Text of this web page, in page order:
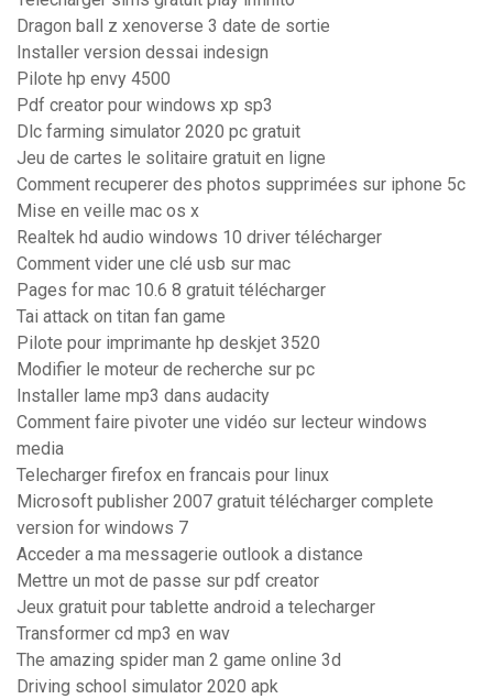
Dragon ball z xenoverse 3 date de sortie
Installer version dessai indesign
Pilote hp envy 4500
Pdf creator pour windows xp sp3
Dlc farming simulator 2020 pc gratuit
Jeu de cartes le solitaire gratuit en ligne
Comment recuperer des photos supprimées sur iphone 5c
Mise en veille mac os x
Realtek hd audio windows 10 driver télécharger
Comment vider une clé usb sur mac
Pages for mac 10.6 8 gratuit télécharger
Tai attack on titan fan game
Pilote pour imprimante hp deskjet 3520
Modifier le moteur de recherche sur pc
Installer lame mp3 dans audacity
Comment faire pivoter une vidéo sur lecteur windows
media
Telecharger firefox en francais pour linux
Microsoft publisher 2007 gratuit télécharger complete
version for windows 7
Acceder a ma messagerie outlook a distance
Mettre un mot de passe sur pdf creator
Jeux gratuit pour tablette android a telecharger
Transformer cd mp3 en wav
The amazing spider man 2 game online 3d
Driving school simulator 2020 apk